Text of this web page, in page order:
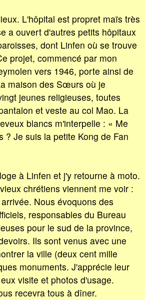
L'hôpital est propret maïs très
a ouvert d'autres petits hôpitaux
dont Linfen où se trouve
projet, commencé par mon
vers 1946, porte ainsi de
maison des Sœurs où je
jeunes religieuses, toutes
et veste au col Mao. La
blancs m'interpelle : « Me
? Je suis la petite Kong de Fan
à Linfen et j'y retourne à moto.
chrétiens viennent me voir :
Nous évoquons des
responsables du Bureau
pour le sud de la province,
Ils sont venus avec une
la ville (deux cent mille
monuments. J'apprécie leur
visite et photos d'usage.
recevra tous à dîner.